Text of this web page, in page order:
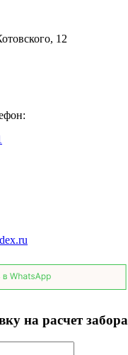
12
на расчет забора